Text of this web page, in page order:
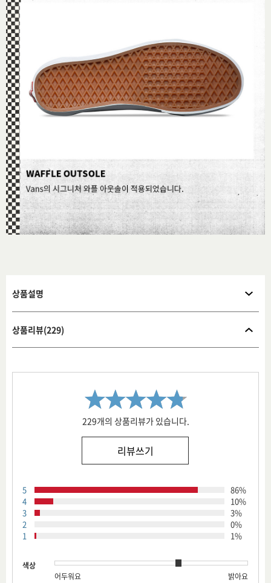
상품설명
상품리뷰(229)
229개의 상품리뷰가 있습니다.
리뷰쓰기
5
86%
4
10%
3
3%
2
0%
1
1%
색상
어두워요
밝아요